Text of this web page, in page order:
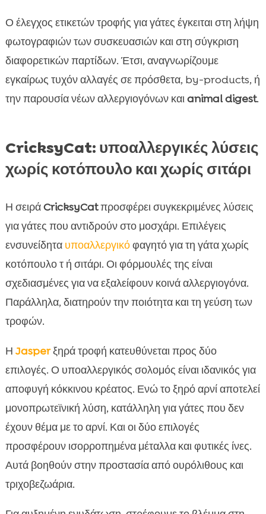
Ο έλεγχος ετικετών τροφής για γάτες έγκειται στη λήψη
φωτογραφιών των συσκευασιών και στη σύγκριση
διαφορετικών παρτίδων. Έτσι, αναγνωρίζουμε
εγκαίρως τυχόν αλλαγές σε πρόσθετα, by-products, ή
την παρουσία νέων αλλεργιογόνων καιanimal digest.
CricksyCat: υποαλλεργικές λύσεις
χωρίς κοτόπουλο και χωρίς σιτάρι
Η σειράCricksyCatπροσφέρει συγκεκριμένες λύσεις
για γάτες που αντιδρούν στο μοσχάρι. Επιλέγεις
ενσυνείδητα υποαλλεργικόφαγητό για τη γάτα χωρίς
κοτόπουλο τ ή σιτάρι. Οι φόρμουλές της είναι
σχεδιασμένες για να εξαλείφουν κοινά αλλεργιογόνα.
Παράλληλα, διατηρούν την ποιότητα και τη γεύση των
τροφών.
Η Jasperξηρά τροφή κατευθύνεται προς δύο
επιλογές. Ο υποαλλεργικός σολομός είναι ιδανικός για
αποφυγή κόκκινου κρέατος. Ενώ το ξηρό αρνί αποτελεί
μονοπρωτεϊνική λύση, κατάλληλη για γάτες που δεν
έχουν θέμα με το αρνί. Και οι δύο επιλογές
προσφέρουν ισορροπημένα μέταλλα και φυτικές ίνες.
Αυτά βοηθούν στην προστασία από ουρόλιθους και
τριχοβεζωάρια.